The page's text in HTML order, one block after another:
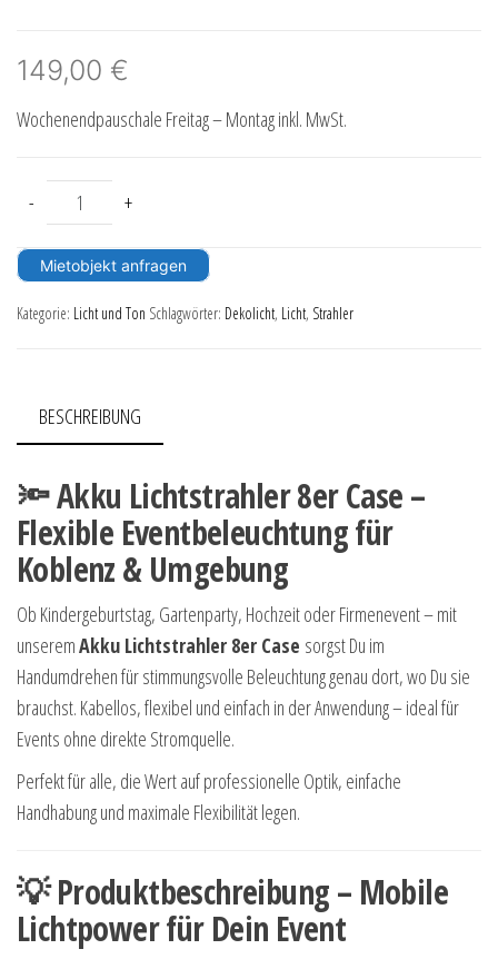
149,00 €
Wochenendpauschale Freitag – Montag inkl. MwSt.
- Akku Lichtstrahler 8er Case Menge
+
Mietobjekt anfragen
Kategorie: Licht und Ton Schlagwörter: Dekolicht, Licht, Strahler
BESCHREIBUNG
🔦 Akku Lichtstrahler 8er Case –
Flexible Eventbeleuchtung für
Koblenz & Umgebung
Ob Kindergeburtstag, Gartenparty, Hochzeit oder Firmenevent – mit
unseremAkku Lichtstrahler 8er Case sorgst Du im
Handumdrehen für stimmungsvolle Beleuchtung genau dort, wo Du sie
brauchst. Kabellos, flexibel und einfach in der Anwendung – ideal für
Events ohne direkte Stromquelle.
Perfekt für alle, die Wert auf professionelle Optik, einfache
Handhabung und maximale Flexibilität legen.
💡 Produktbeschreibung – Mobile
Lichtpower für Dein Event